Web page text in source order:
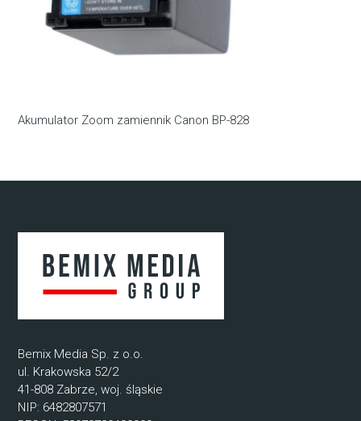
Akumulator Zoom zamiennik Canon BP-828
Bemix Media Sp. z o.o.
ul. Krakowska 52/2
41-808 Zabrze, woj. śląskie
NIP: 6482807571